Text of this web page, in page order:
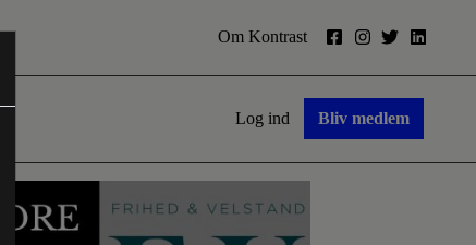
Om Kontrast
Log ind Bliv medlem